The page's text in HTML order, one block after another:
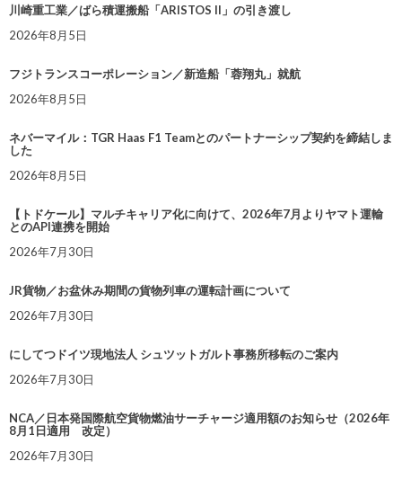
川崎重工業／ばら積運搬船「ARISTOS II」の引き渡し
2026年8月5日
フジトランスコーポレーション／新造船「蓉翔丸」就航
2026年8月5日
ネバーマイル：TGR Haas F1 Teamとのパートナーシップ契約を締結しま
した
2026年8月5日
【トドケール】マルチキャリア化に向けて、2026年7月よりヤマト運輸
とのAPI連携を開始
2026年7月30日
JR貨物／お盆休み期間の貨物列車の運転計画について
2026年7月30日
にしてつドイツ現地法人 シュツットガルト事務所移転のご案内
2026年7月30日
NCA／日本発国際航空貨物燃油サーチャージ適用額のお知らせ（2026年
8月1日適用 改定）
2026年7月30日